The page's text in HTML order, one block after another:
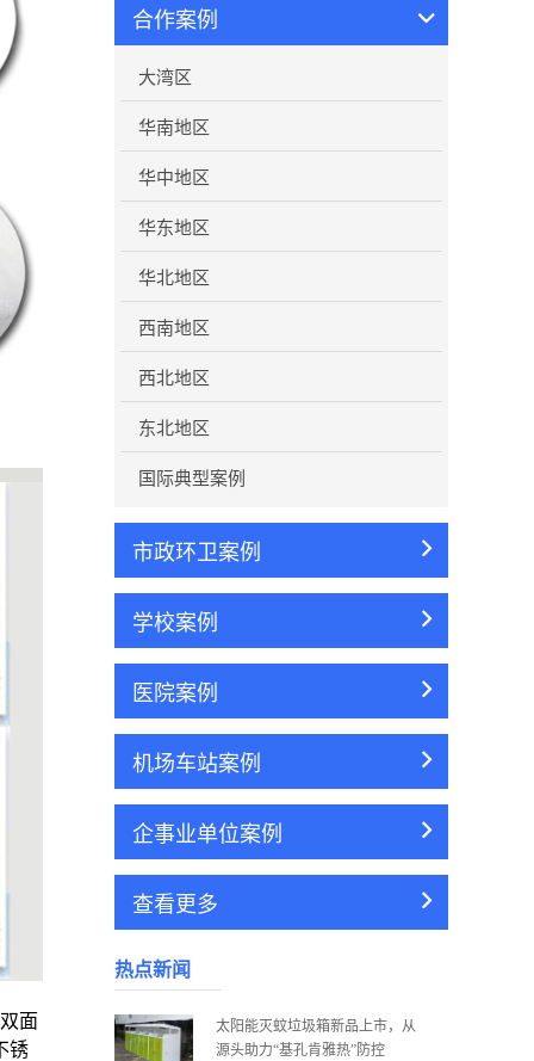
合作案例
大湾区
华南地区
华中地区
华东地区
华北地区
西南地区
西北地区
东北地区
国际典型案例
市政环卫案例
学校案例
医院案例
机场车站案例
企事业单位案例
查看更多
热点新闻
太阳能灭蚊垃圾箱新品上市，从
源头助力“基孔肯雅热”防控
面
锈